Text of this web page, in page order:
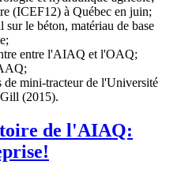
(ICEF12) à Québec en juin;
le béton, matériau de base
entre l'AIAQ et l'OAQ;
de mini-tracteur de l'Université
(2015).
de l'AIAQ: